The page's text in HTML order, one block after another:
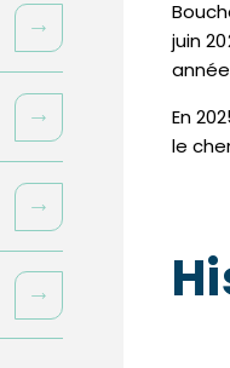
juin
En
le